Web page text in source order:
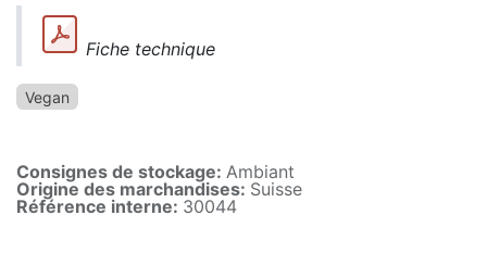
Fiche technique
Vegan
Consignes de stockage: Ambiant
Origine des marchandises: Suisse
Référence interne: 30044